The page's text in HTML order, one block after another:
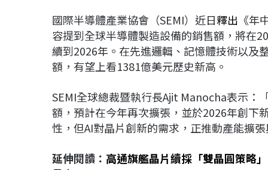
b
o
o
k
a
d
s
e
d
I
n
L
i
n
k
國際半導體產業協會（SEMI）近日釋出 《年
容提到全球半導體製造設備的銷售額，將在
續到2026年。在先進邏輯、記憶體技術以及
額，有望上看1381億美元歷史新高。
SEMI全球總裁暨執行長Ajit Manocha表示：
額，預計在今年再次擴張，並於2026年創下
性，但AI對晶片創新的需求，正推動產能擴
延伸閱讀： 高通旗艦晶片續採「雙晶圓策略